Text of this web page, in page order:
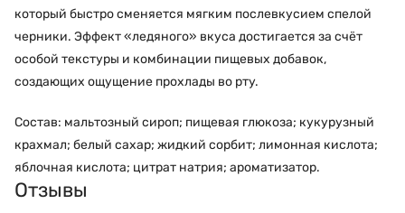
который быстро сменяется мягким послевкусием спелой
черники. Эффект «ледяного» вкуса достигается за счёт
особой текстуры и комбинации пищевых добавок,
создающих ощущение прохлады во рту.
Состав: мальтозный сироп; пищевая глюкоза; кукурузный
крахмал; белый сахар; жидкий сорбит; лимонная кислота;
яблочная кислота; цитрат натрия; ароматизатор.
Отзывы